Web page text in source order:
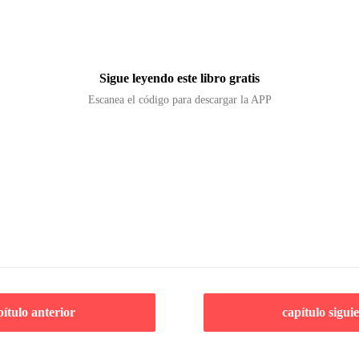
Sigue leyendo este libro gratis
Escanea el código para descargar la APP
anterior capítulo